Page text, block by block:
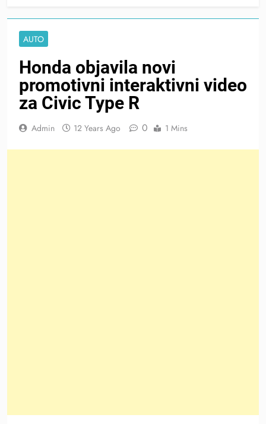
AUTO
Honda objavila novi
promotivni interaktivni video
za Civic Type R
Admin 12 Years Ago 0 1 Mins